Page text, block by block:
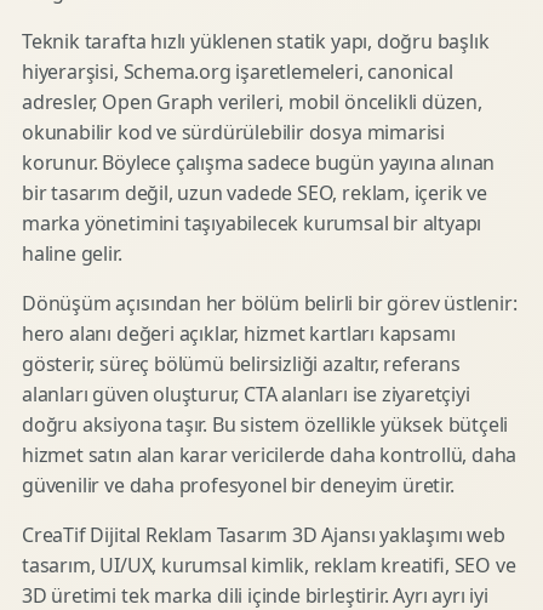
Teknik tarafta hızlı yüklenen statik yapı, doğru başlık
hiyerarşisi, Schema.org işaretlemeleri, canonical
adresler, Open Graph verileri, mobil öncelikli düzen,
okunabilir kod ve sürdürülebilir dosya mimarisi
korunur. Böylece çalışma sadece bugün yayına alınan
bir tasarım değil, uzun vadede SEO, reklam, içerik ve
marka yönetimini taşıyabilecek kurumsal bir altyapı
haline gelir.
Dönüşüm açısından her bölüm belirli bir görev üstlenir:
hero alanı değeri açıklar, hizmet kartları kapsamı
gösterir, süreç bölümü belirsizliği azaltır, referans
alanları güven oluşturur, CTA alanları ise ziyaretçiyi
doğru aksiyona taşır. Bu sistem özellikle yüksek bütçeli
hizmet satın alan karar vericilerde daha kontrollü, daha
güvenilir ve daha profesyonel bir deneyim üretir.
CreaTif Dijital Reklam Tasarım 3D Ajansı yaklaşımı web
tasarım, UI/UX, kurumsal kimlik, reklam kreatifi, SEO ve
3D üretimi tek marka dili içinde birleştirir. Ayrı ayrı iyi